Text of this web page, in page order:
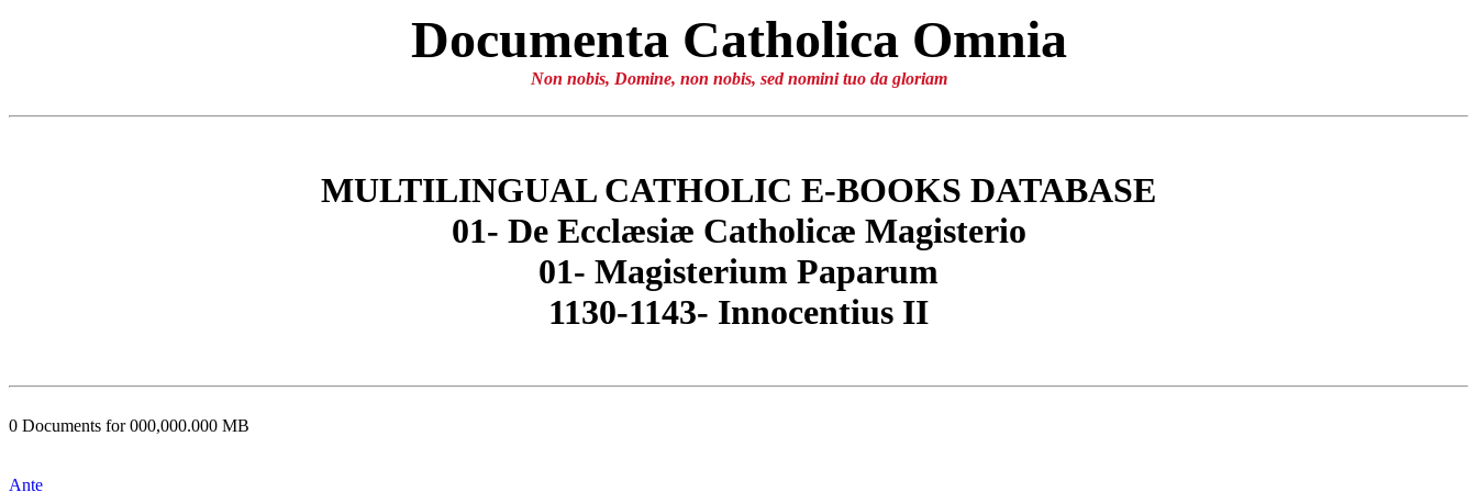
Documenta Catholica Omnia
Non nobis, Domine, non nobis, sed nomini tuo da gloriam
MULTILINGUAL CATHOLIC E-BOOKS DATABASE
01- De Ecclæsiæ Catholicæ Magisterio
01- Magisterium Paparum
1130-1143- Innocentius II
0 Documents for 000,000.000 MB
Ante